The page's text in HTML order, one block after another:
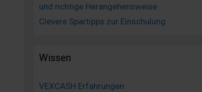
und richtige Herangehensweise
Clevere Spartipps zur Einschulung
Wissen
VEXCASH Erfahrungen